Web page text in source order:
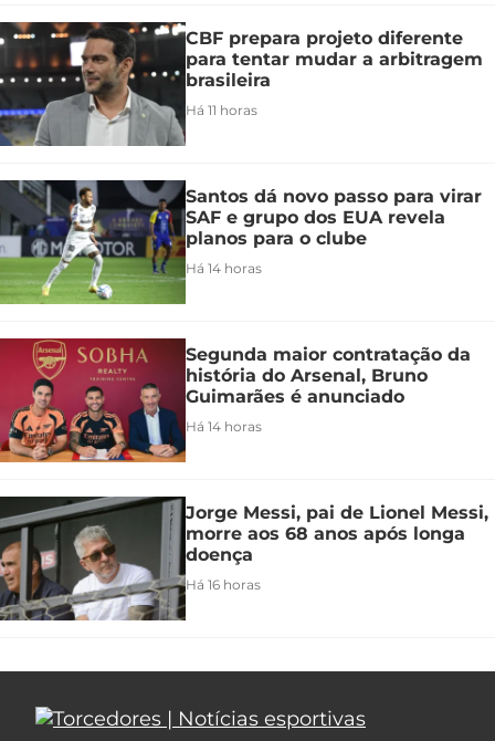
CBF prepara projeto diferente
para tentar mudar a arbitragem
brasileira
Há 11 horas
Santos dá novo passo para virar
SAF e grupo dos EUA revela
planos para o clube
Há 14 horas
Segunda maior contratação da
história do Arsenal, Bruno
Guimarães é anunciado
Há 14 horas
Jorge Messi, pai de Lionel Messi,
morre aos 68 anos após longa
doença
Há 16 horas